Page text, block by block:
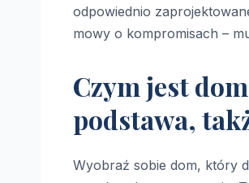
odpowiednio
mowy o kompromisach –
Czym jest
podstawa,
Wyobraź sobie dom, który